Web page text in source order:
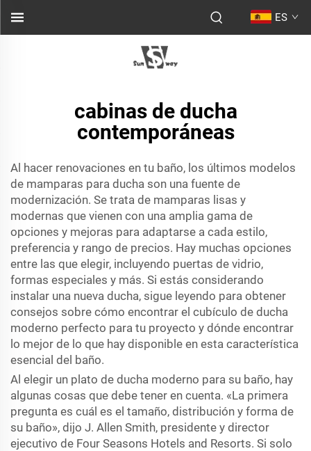
ES
cabinas de ducha
contemporáneas
Al hacer renovaciones en tu baño, los últimos modelos
de mamparas para ducha son una fuente de
modernización. Se trata de mamparas lisas y
modernas que vienen con una amplia gama de
opciones y mejoras para adaptarse a cada estilo,
preferencia y rango de precios. Hay muchas opciones
entre las que elegir, incluyendo puertas de vidrio,
formas especiales y más. Si estás considerando
instalar una nueva ducha, sigue leyendo para obtener
consejos sobre cómo encontrar el cubículo de ducha
moderno perfecto para tu proyecto y dónde encontrar
lo mejor de lo que hay disponible en esta característica
esencial del baño.
Al elegir un plato de ducha moderno para su baño, hay
algunas cosas que debe tener en cuenta. «La primera
pregunta es cuál es el tamaño, distribución y forma de
su baño», dijo J. Allen Smith, presidente y director
ejecutivo de Four Seasons Hotels and Resorts. Si solo